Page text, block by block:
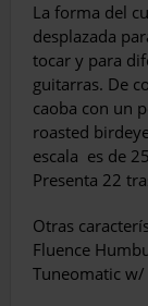
La forma del
desplazada
tocar y para
guitarras. De
caoba con un
roasted
escala es de
Presenta 22
Otras
Fluence
Tuneomatic w/